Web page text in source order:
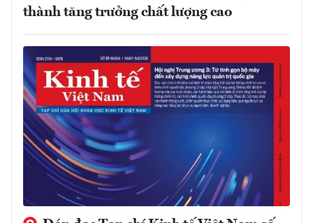
thành tăng trưởng chất lượng cao